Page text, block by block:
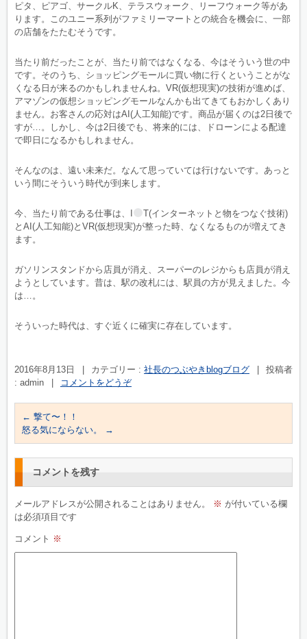
ピタ、ピアゴ、サークルK、テラスウォーク、リーフウォーク等があ
ります。このユニー系列がファミリーマートとの統合を機会に、一部
の店舗をたたむそうです。
当たり前だったことが、当たり前ではなくなる、今はそういう世の中
です。そのうち、ショッピングモールに買い物に行くということがな
くなる日が来るのかもしれませんね。VR(仮想現実)の技術が進めば、
アマゾンの仮想ショッピングモールなんかも出てきてもおかしくあり
ません。お客さんの応対はAI(人工知能)です。商品が届くのは2日後で
すが…。しかし、今は2日後でも、将来的には、ドローンによる配達
で即日になるかもしれません。
そんなのは、遠い未来だ。なんて思っていては行けないです。あっと
いう間にそういう時代が到来します。
今、当たり前である仕事は、I
T(インターネットと物をつなぐ技術)
とAI(人工知能)とVR(仮想現実)が整った時、なくなるものが増えてき
ます。
ガソリンスタンドから店員が消え、スーパーのレジからも店員が消え
ようとしています。昔は、駅の改札には、駅員の方が見えました。今
は…。
そういった時代は、すぐ近くに確実に存在しています。
2016年8月13日 カテゴリー : 社長のつぶやきblogブログ
投稿者
: admin
コメントをどうぞ
← 撃て〜！！
怒る気にならない。
→
コメントを残す
メールアドレスが公開されることはありません。 ※ が付いている欄
は必須項目です
コメント ※